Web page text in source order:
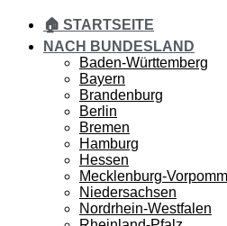
🏠 STARTSEITE
NACH BUNDESLAND
Baden-Württemberg
Bayern
Brandenburg
Berlin
Bremen
Hamburg
Hessen
Mecklenburg-
Niedersachsen
Nordrhein-Westfalen